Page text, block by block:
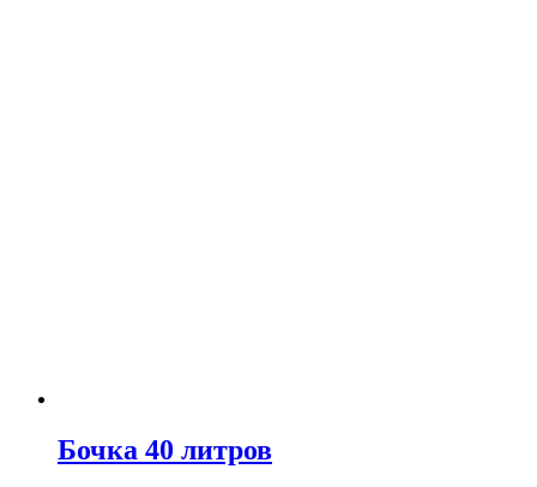
Бочка 40 литров